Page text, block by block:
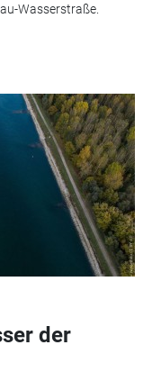
Wasserstraße.
der